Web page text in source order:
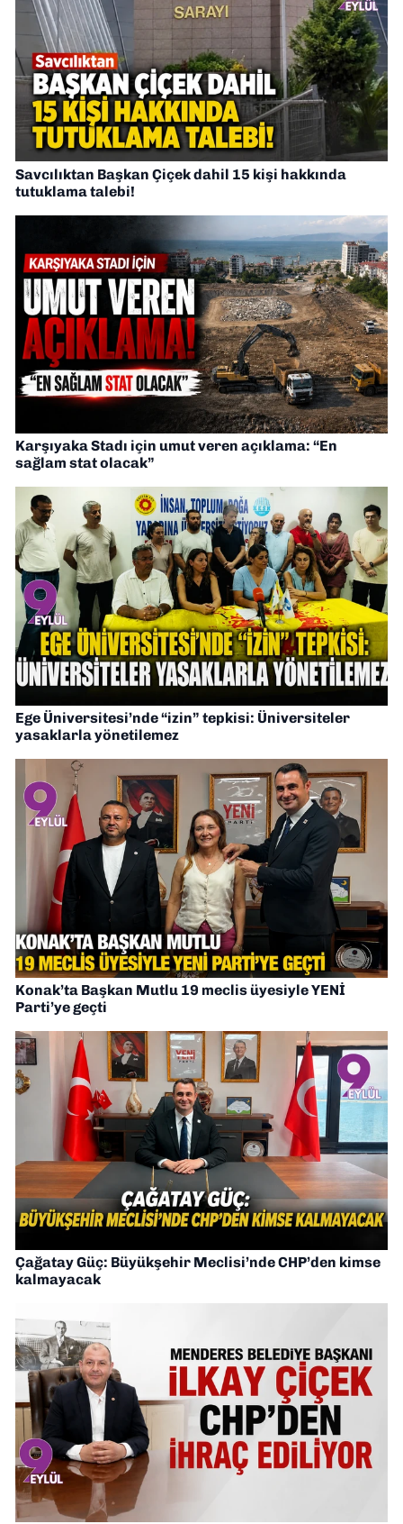
Savcılıktan Başkan Çiçek dahil 15 kişi hakkında
tutuklama talebi!
Karşıyaka Stadı için umut veren açıklama: “En
sağlam stat olacak”
Ege Üniversitesi’nde “izin” tepkisi: Üniversiteler
yasaklarla yönetilemez
Konak’ta Başkan Mutlu 19 meclis üyesiyle YENİ
Parti’ye geçti
Çağatay Güç: Büyükşehir Meclisi’nde CHP’den kimse
kalmayacak